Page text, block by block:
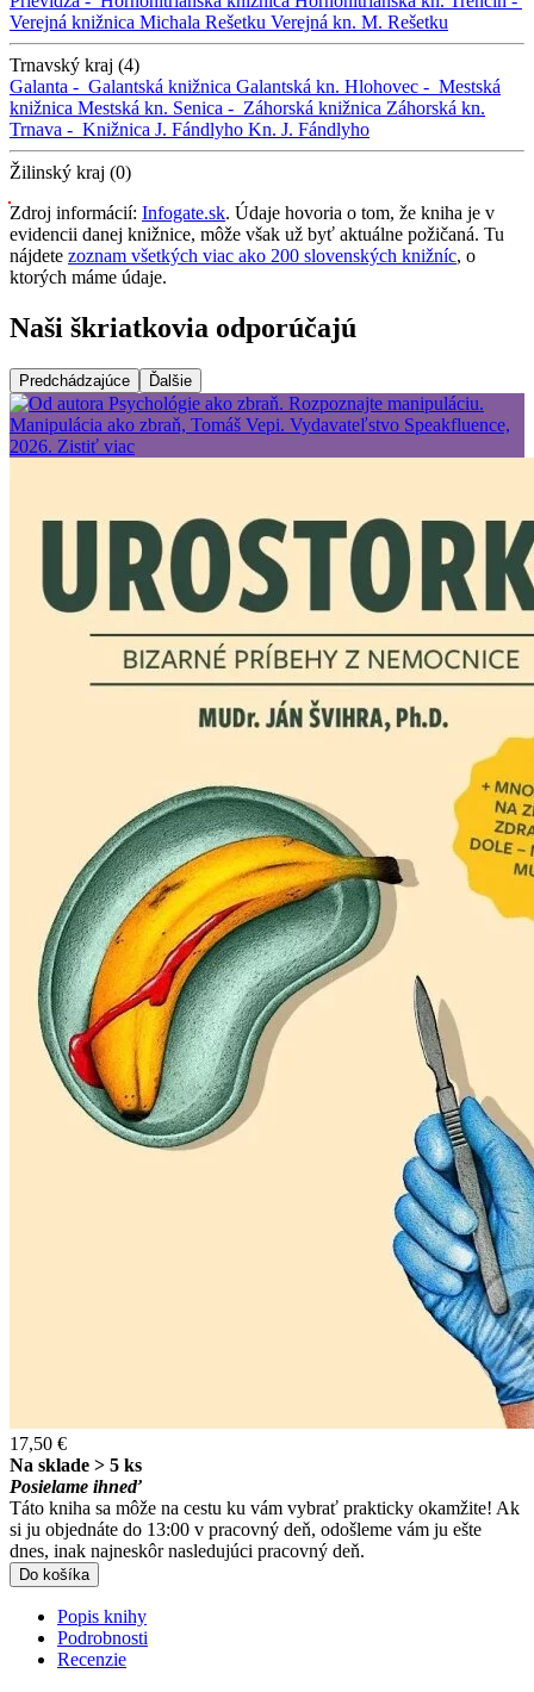
Verejná knižnica Michala Rešetku Verejná kn. M. Rešetku
Trnavský kraj (4)
Galanta - Galantská knižnica Galantská kn. Hlohovec - Mestská
knižnica Mestská kn. Senica - Záhorská knižnica Záhorská kn.
Trnava - Knižnica J. Fándlyho Kn. J. Fándlyho
Žilinský kraj (0)
Zdroj informácií: Infogate.sk. Údaje hovoria o tom, že kniha je v
evidencii danej knižnice, môže však už byť aktuálne požičaná. Tu
nájdete zoznam všetkých viac ako 200 slovenských knižníc, o
ktorých máme údaje.
Naši škriatkovia odporúčajú
Predchádzajúce Ďalšie
17,50 €
Na sklade > 5 ks
Posielame ihneď
Táto kniha sa môže na cestu ku vám vybrať prakticky okamžite! Ak
si ju objednáte do 13:00 v pracovný deň, odošleme vám ju ešte
dnes, inak najneskôr nasledujúci pracovný deň.
Do košíka
Popis knihy
Podrobnosti
Recenzie